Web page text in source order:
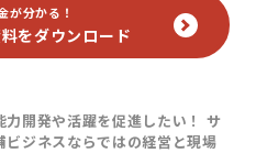
が分かる！
をダウンロード
開発や活躍を促進したい！ サ
ビジネスならではの経営と現場